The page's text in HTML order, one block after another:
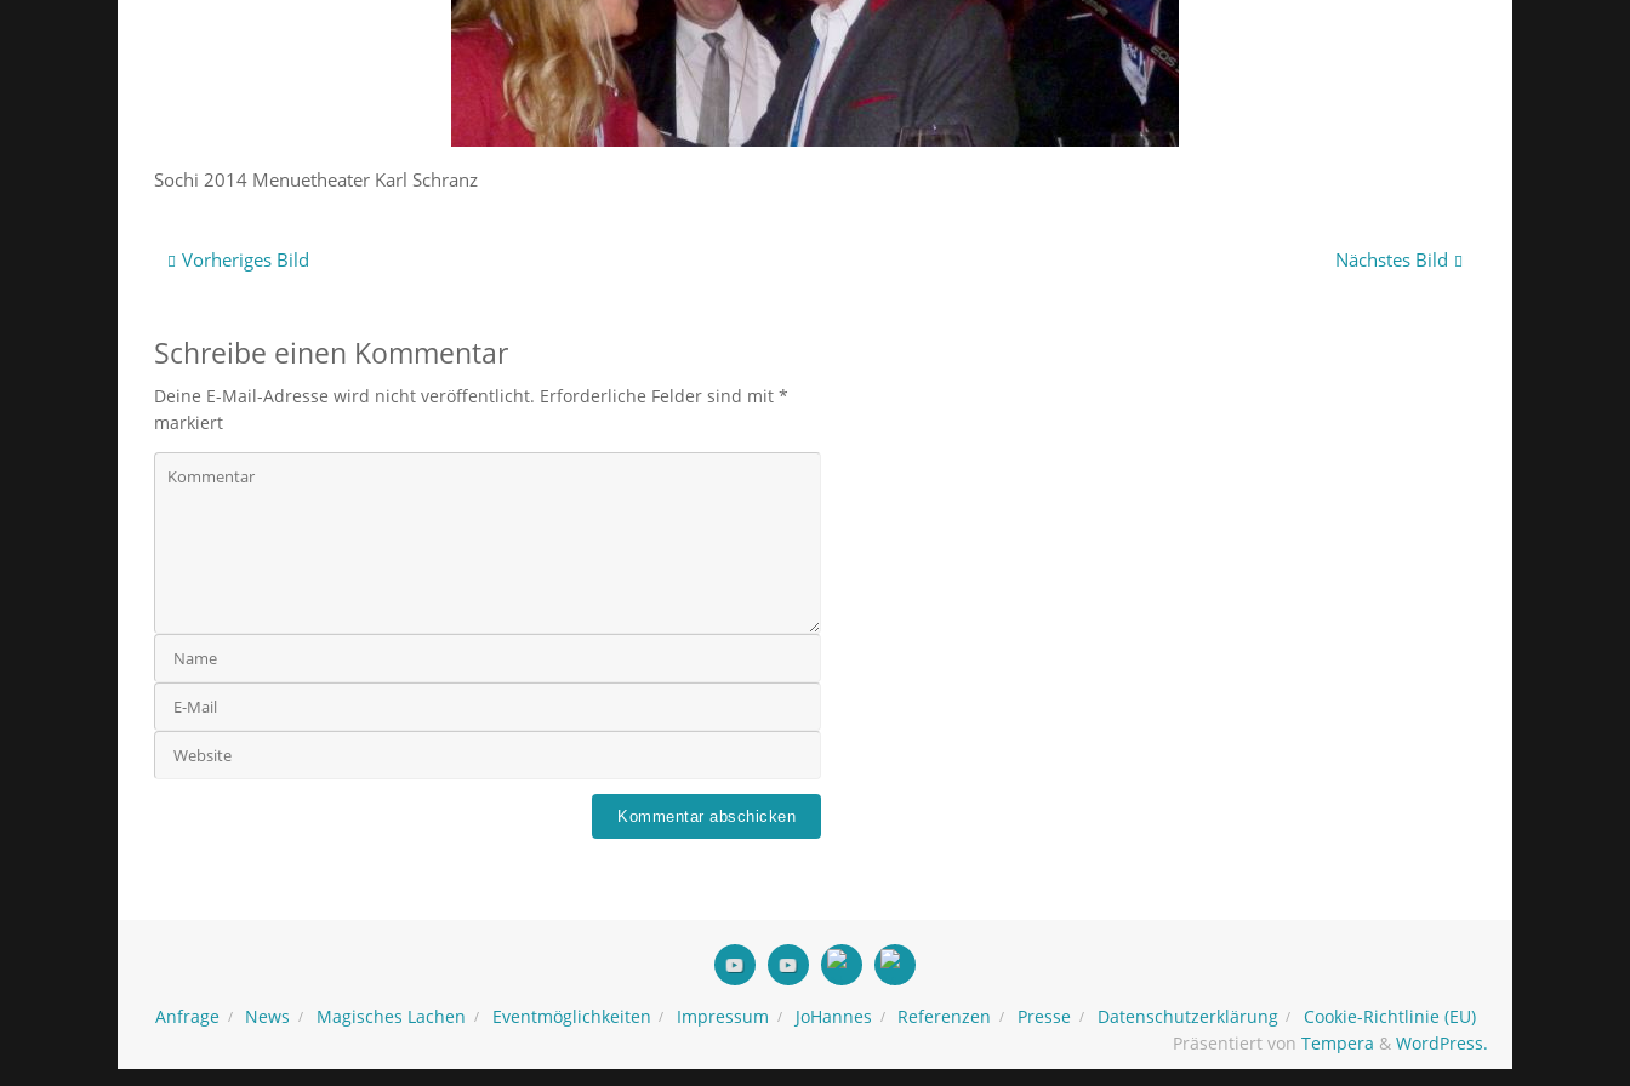
Sochi 2014 Menuetheater Karl Schranz
Vorheriges Bild Nächstes Bild
Schreibe einen Kommentar
Deine E-Mail-Adresse wird nicht veröffentlicht. Erforderliche Felder sind mit *
markiert
Anfrage News Magisches Lachen Eventmöglichkeiten Impressum JoHannes Referenzen Presse Datenschutzerklärung
Cookie-Richtlinie (EU)
Präsentiert von Tempera & WordPress.